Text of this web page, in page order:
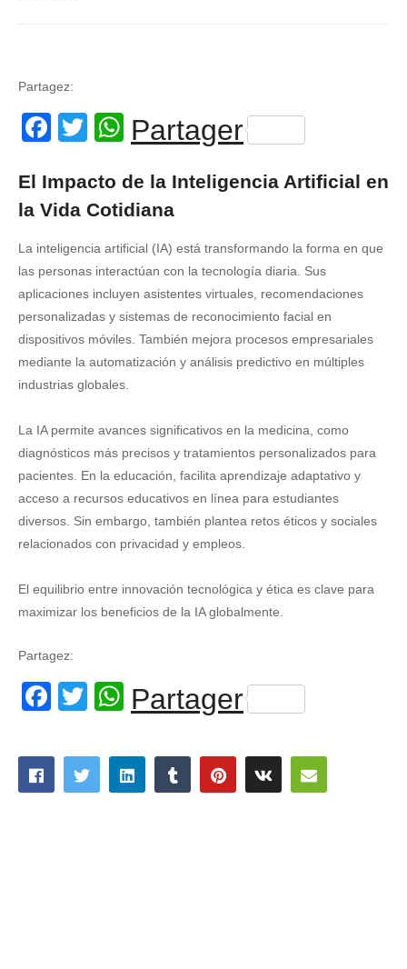
Partagez:
Facebook
Twitter
WhatsApp
Partager
El Impacto de la Inteligencia Artificial en
la Vida Cotidiana
La inteligencia artificial (IA) está transformando la forma en que
las personas interactúan con la tecnología diaria. Sus
aplicaciones incluyen asistentes virtuales, recomendaciones
personalizadas y sistemas de reconocimiento facial en
dispositivos móviles. También mejora procesos empresariales
mediante la automatización y análisis predictivo en múltiples
industrias globales.
La IA permite avances significativos en la medicina, como
diagnósticos más precisos y tratamientos personalizados para
pacientes. En la educación, facilita aprendizaje adaptativo y
acceso a recursos educativos en línea para estudiantes
diversos. Sin embargo, también plantea retos éticos y sociales
relacionados con privacidad y empleos.
El equilibrio entre innovación tecnológica y ética es clave para
maximizar los beneficios de la IA globalmente.
Partagez:
Facebook
Twitter
WhatsApp
Partager